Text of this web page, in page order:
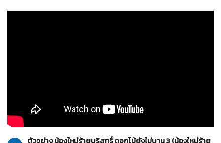
20-11-2553
ตัวอย่าง น้องใหม่ร้ายบริสุทธิ์ ดอกไม้ยังไม่บาน 3 (น้องใหม่ร้าย